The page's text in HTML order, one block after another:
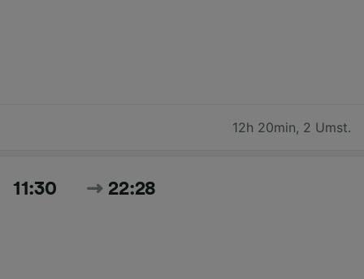
12h 20min, 2 Umst.
11:30 22:28